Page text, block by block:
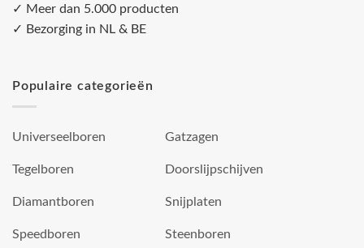
✓ Meer dan 5.000 producten
✓ Bezorging in NL & BE
Populaire categorieën
Universeelboren
Tegelboren
Diamantboren
Speedboren
Gatzagen
Doorslijpschijven
Snijplaten
Steenboren